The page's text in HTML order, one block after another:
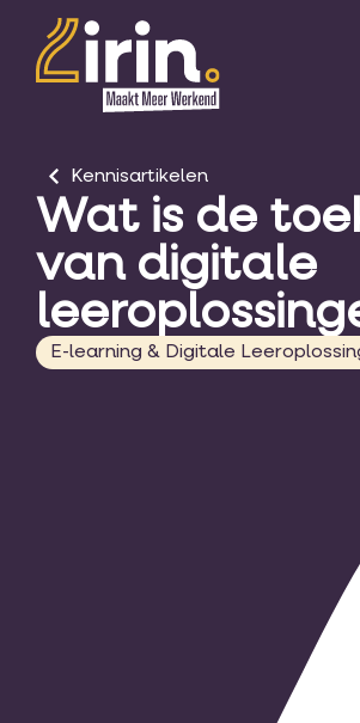
Kennisartikelen
Wat is de
van digitale
E-learning & Digitale